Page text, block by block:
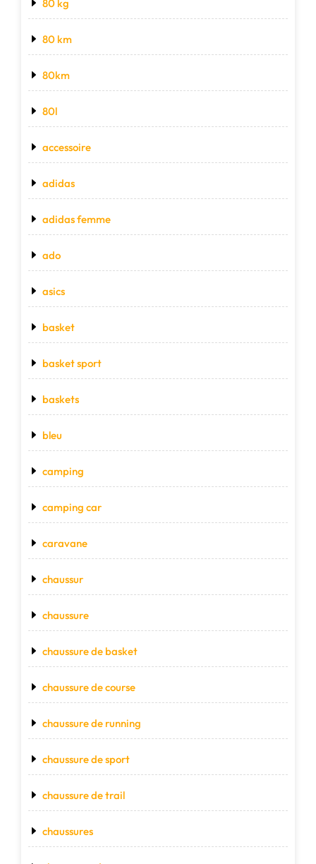
80 kg
80 km
80km
80l
accessoire
adidas
adidas femme
ado
asics
basket
basket sport
baskets
bleu
camping
camping car
caravane
chaussur
chaussure
chaussure de basket
chaussure de course
chaussure de running
chaussure de sport
chaussure de trail
chaussures